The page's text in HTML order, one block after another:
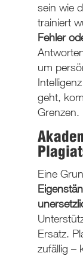
sein wie
trainiert
Fehler
um
geht,
Grenzen.
Eine
Ersatz.
zufällig –